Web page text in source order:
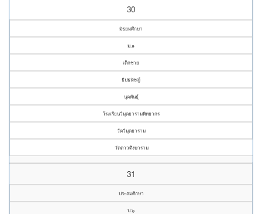
30
มัธยมศึกษา
ม.๑
เด็กชาย
ธิปธนัชญ์
นุตพันธุ์
โรงเรียนวิมุตยารามพิทยากร
วัดวิมุตยาราม
วัดดาวดึงษาราม
31
ประถมศึกษา
ป.๖